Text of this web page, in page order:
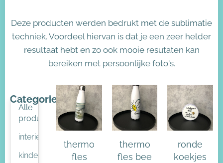
Deze producten werden bedrukt met de sublimatie
techniek. Voordeel hiervan is dat je een zeer helder
resultaat hebt en zo ook mooie resutaten kan
bereiken met persoonlijke foto's.
Categorieën
Alle
producten
interieur
kinderkamer
thermo
fles
thermo
fles bee
ronde
koekjes